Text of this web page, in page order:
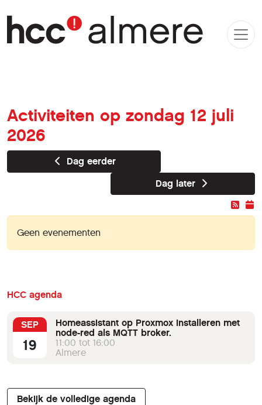
Activiteiten op zondag 12 juli
2026
Dag eerder
Dag later
Geen evenementen
HCC agenda
SEP
19
Homeassistant op Proxmox installeren met
node-red als MQTT broker.
11:00 tot 16:00
Almere
Bekijk de volledige agenda